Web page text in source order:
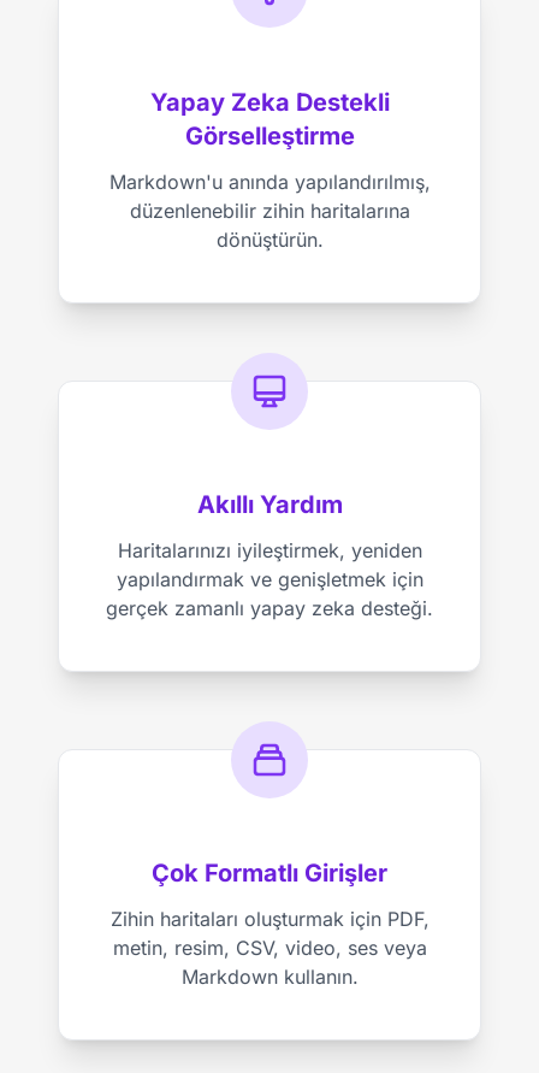
Yapay Zeka Destekli
Görselleştirme
Markdown'u anında yapılandırılmış,
düzenlenebilir zihin haritalarına
dönüştürün.
Akıllı Yardım
Haritalarınızı iyileştirmek, yeniden
yapılandırmak ve genişletmek için
gerçek zamanlı yapay zeka desteği.
Çok Formatlı Girişler
Zihin haritaları oluşturmak için PDF,
metin, resim, CSV, video, ses veya
Markdown kullanın.